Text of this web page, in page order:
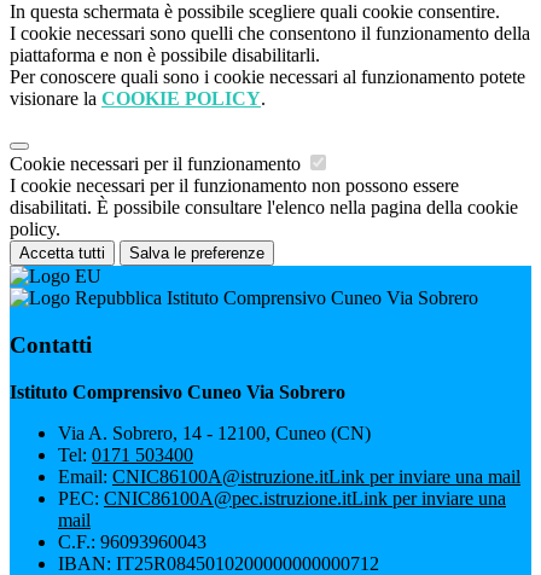
In questa schermata è possibile scegliere quali cookie consentire.
I cookie necessari sono quelli che consentono il funzionamento della
piattaforma e non è possibile disabilitarli.
Per conoscere quali sono i cookie necessari al funzionamento potete
visionare la COOKIE POLICY.
Cookie necessari per il funzionamento
I cookie necessari per il funzionamento non possono essere
disabilitati. È possibile consultare l'elenco nella pagina della cookie
policy.
Accetta tutti Salva le preferenze
Istituto Comprensivo Cuneo Via Sobrero
Contatti
Istituto Comprensivo Cuneo Via Sobrero
Via A. Sobrero, 14 - 12100, Cuneo (CN)
Tel: 0171 503400
Email: CNIC86100A@istruzione.itLink per inviare una mail
PEC: CNIC86100A@pec.istruzione.itLink per inviare una
mail
C.F.: 96093960043
IBAN: IT25R0845010200000000000712